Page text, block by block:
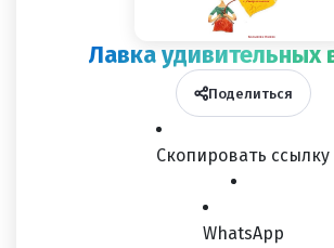
Лавка удивительных
Поделиться
Скопировать ссылку
WhatsApp